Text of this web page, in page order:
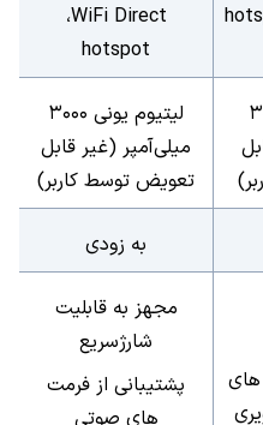
WiFi Direct،
hotspot
لیتیوم یونی ۳۰۰۰
میلی‌آمپر (غیر قابل
تعویض توسط کاربر)
به زودی
های
مجهز به قابلیت
شارژسریع
پشتیبانی از فرمت
های صوتی